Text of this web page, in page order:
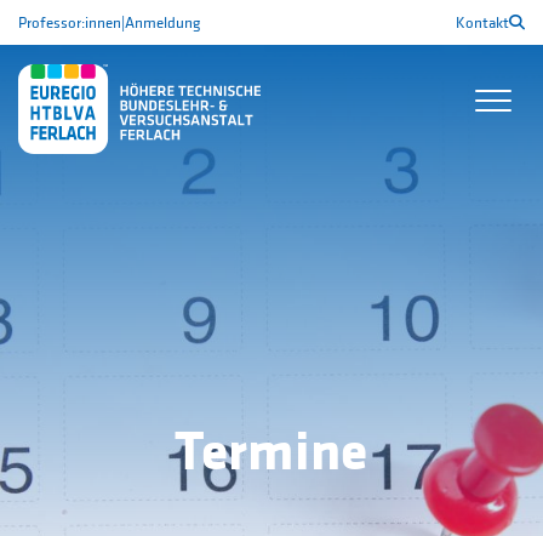
Professor:innen|Anmeldung Kontakt
Termine